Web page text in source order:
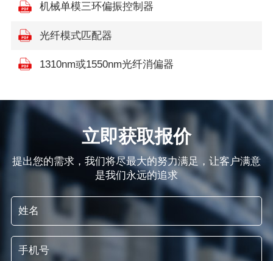
机械单模三环偏振控制器
光纤模式匹配器
1310nm或1550nm光纤消偏器
立即获取报价
提出您的需求，我们将尽最大的努力满足，让客户满意
是我们永远的追求